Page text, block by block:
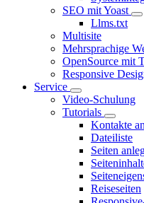
SEO mit Yoast
Llms.txt
Multisite
Mehrsprachige
OpenSource mit
Responsive
Service
Video-Schulung
Tutorials
Kontakte
Dateiliste
Seiten
Reiseseiten